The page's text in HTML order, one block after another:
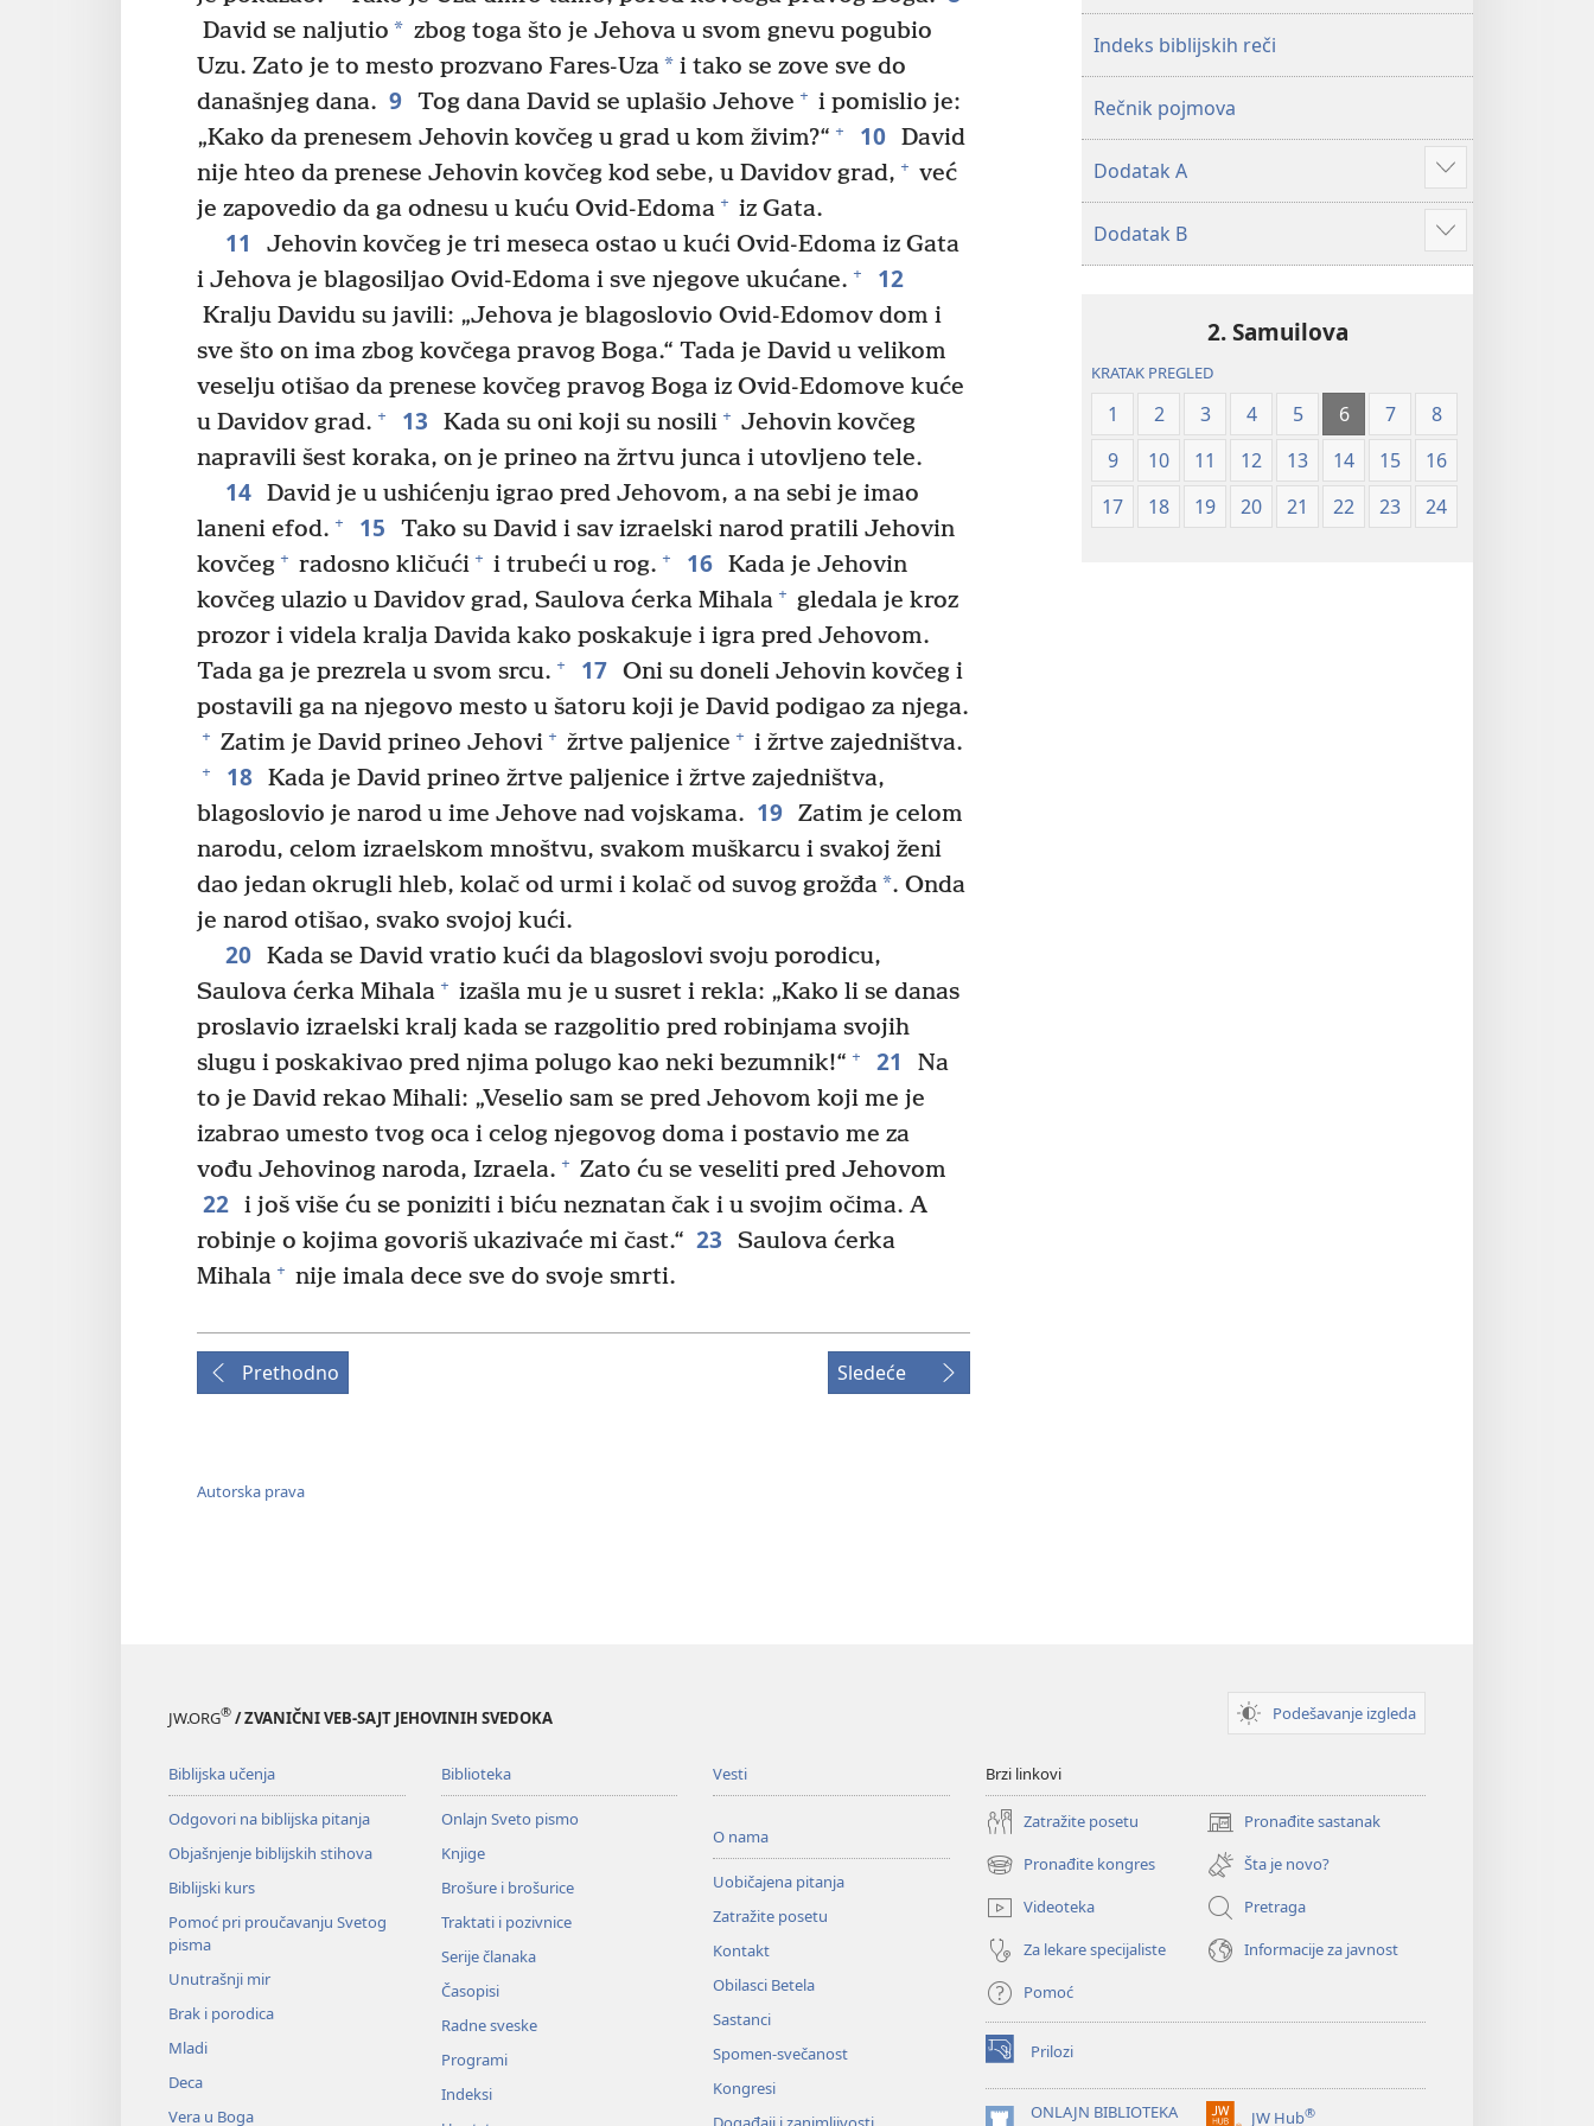
David se naljutio * zbog toga što je Jehova u svom gnevu pogubio
Uzu. Zato je to mesto prozvano Fares-Uza* i tako se zove sve do
današnjeg dana. 9 Tog dana David se uplašio Jehove + i pomislio je:
„Kako da prenesem Jehovin kovčeg u grad u kom živim?“ + 10 David
nije hteo da prenese Jehovin kovčeg kod sebe, u Davidov grad, + već
je zapovedio da ga odnesu u kuću Ovid-Edoma + iz Gata.
11
Jehovin kovčeg je tri meseca ostao u kući Ovid-Edoma iz Gata
i Jehova je blagosiljao Ovid-Edoma i sve njegove ukućane. + 12
Kralju Davidu su javili: „Jehova je blagoslovio Ovid-Edomov dom i
sve što on ima zbog kovčega pravog Boga.“ Tada je David u velikom
veselju otišao da prenese kovčeg pravog Boga iz Ovid-Edomove kuće
u Davidov grad. + 13 Kada su oni koji su nosili + Jehovin kovčeg
napravili šest koraka, on je prineo na žrtvu junca i utovljeno tele.
14 David je u ushićenju igrao pred Jehovom, a na sebi je imao
laneni efod. + 15
Tako su David i sav izraelski narod pratili Jehovin
kovčeg + radosno kličući + i trubeći u rog. + 16 Kada je Jehovin
kovčeg ulazio u Davidov grad, Saulova ćerka Mihala + gledala je kroz
prozor i videla kralja Davida kako poskakuje i igra pred Jehovom.
Tada ga je prezrela u svom srcu. + 17 Oni su doneli Jehovin kovčeg i
postavili ga na njegovo mesto u šatoru koji je David podigao za njega.
+ Zatim je David prineo Jehovi + žrtve paljenice + i žrtve zajedništva.
+ 18 Kada je David prineo žrtve paljenice i žrtve zajedništva,
blagoslovio je narod u ime Jehove nad vojskama. 19 Zatim je celom
narodu, celom izraelskom mnoštvu, svakom muškarcu i svakoj ženi
dao jedan okrugli hleb, kolač od urmi i kolač od suvog grožđa*. Onda
je narod otišao, svako svojoj kući.
20 Kada se David vratio kući da blagoslovi svoju porodicu,
Saulova ćerka Mihala + izašla mu je u susret i rekla: „Kako li se danas
proslavio izraelski kralj kada se razgolitio pred robinjama svojih
slugu i poskakivao pred njima polugo kao neki bezumnik!“ + 21
Na
to je David rekao Mihali: „Veselio sam se pred Jehovom koji me je
izabrao umesto tvog oca i celog njegovog doma i postavio me za
vođu Jehovinog naroda, Izraela. + Zato ću se veseliti pred Jehovom
22 i još više ću se poniziti i biću neznatan čak i u svojim očima. A
robinje o kojima govoriš ukazivaće mi čast.“ 23
Saulova ćerka
Mihala + nije imala dece sve do svoje smrti.
Prethodno Sledeće
Autorska prava
2019)2019)
Indeks biblijskih reči
Rečnik pojmova
Dodatak A Više
Dodatak B Više
2. Samuilova
KRATAK PREGLED
1 2 3 4 5 6 7
8
9
10 11 12 13 14 15
16
17
18 19 20 21 22 23 24
JW.ORG® / ZVANIČNI VEB-SAJT JEHOVINIH SVEDOKA Podešavanje izgleda
Biblijska učenja
Odgovori na biblijska pitanja
Objašnjenje biblijskih stihova
Biblijski kurs
Pomoć pri proučavanju Svetog
pisma
Unutrašnji mir
Brak i porodica
Mladi
Deca
Vera u Boga
Biblioteka
Onlajn Sveto pismo
Knjige
Brošure i brošurice
Traktati i pozivnice
Serije članaka
Časopisi
Radne sveske
Programi
Indeksi
Vesti
O nama
Uobičajena pitanja
Zatražite posetu
Kontakt
Obilasci Betela
Sastanci
Spomen-svečanost
Kongresi
Brzi linkovi
Zatražite posetu Pronađite sastanak
(otvara
novi
prozor)
Pronađite kongres
(otvara
novi
prozor)
Šta je novo?
Videoteka
Pretraga
Za lekare specijaliste
Informacije za javnost
Pomoć
Prilozi
(otvara
novi
prozor)ONLAJN BIBLIOTEKA
JW Hub®